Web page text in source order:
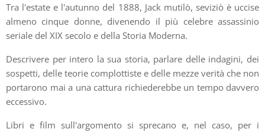
Tra l'estate e l'autunno del 1888, Jack mutilò, seviziò è uccise
almeno cinque donne, divenendo il più celebre assassinio
seriale del XIX secolo e della Storia Moderna.
Descrivere per intero la sua storia, parlare delle indagini, dei
sospetti, delle teorie complottiste e delle mezze verità che non
portarono mai a una cattura richiederebbe un tempo davvero
eccessivo.
Libri e film sull'argomento si sprecano e, nel caso, per i